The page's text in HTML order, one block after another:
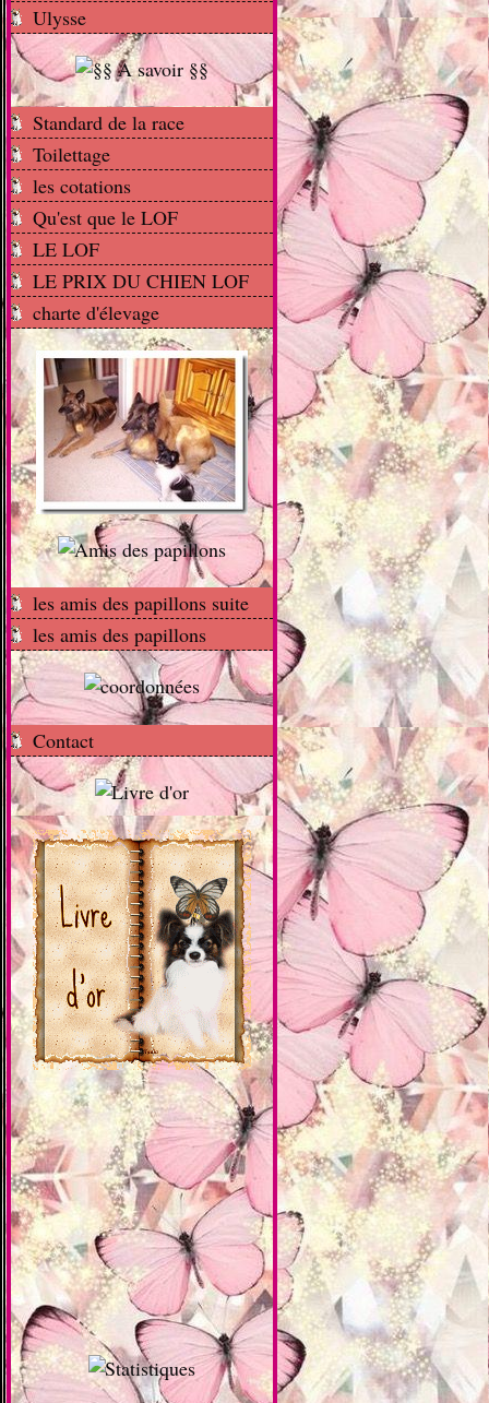
Ulysse
Standard de la race
Toilettage
les cotations
Qu'est que le LOF
LE LOF
LE PRIX DU CHIEN LOF
charte d'élevage
les amis des papillons suite
les amis des papillons
Contact